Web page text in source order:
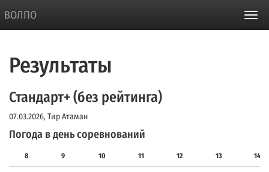
ВОЛПО
Результаты
Стандарт+ (без рейтинга)
07.03.2026, Тир Атаман
Погода в день соревнований
8 9 10 11 12 13 14